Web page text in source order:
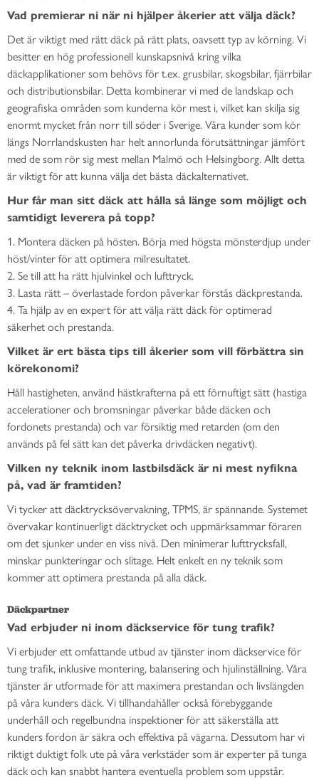
Vad premierar ni när ni hjälper åkerier att välja däck?
Det är viktigt med rätt däck på rätt plats, oavsett typ av körning. Vi
besitter en hög professionell kunskapsnivå kring vilka
däckapplikationer som behövs för t.ex. grusbilar, skogsbilar, fjärrbilar
och distributionsbilar. Detta kombinerar vi med de landskap och
geografiska områden som kunderna kör mest i, vilket kan skilja sig
enormt mycket från norr till söder i Sverige. Våra kunder som kör
längs Norrlandskusten har helt annorlunda förutsättningar jämfört
med de som rör sig mest mellan Malmö och Helsingborg. Allt detta
är viktigt för att kunna välja det bästa däckalternativet.
Hur får man sitt däck att hålla så länge som möjligt och
samtidigt leverera på topp?
1. Montera däcken på hösten. Börja med högsta mönsterdjup under
höst/vinter för att optimera milresultatet.
2. Se till att ha rätt hjulvinkel och lufttryck.
3. Lasta rätt – överlastade fordon påverkar förstås däckprestanda.
4. Ta hjälp av en expert för att välja rätt däck för optimerad
säkerhet och prestanda.
Vilket är ert bästa tips till åkerier som vill förbättra sin
körekonomi?
Håll hastigheten, använd hästkrafterna på ett förnuftigt sätt (hastiga
accelerationer och bromsningar påverkar både däcken och
fordonets prestanda) och var försiktig med retarden (om den
används på fel sätt kan det påverka drivdäcken negativt).
Vilken ny teknik inom lastbilsdäck är ni mest nyfikna
på, vad är framtiden?
Vi tycker att däcktrycksövervakning, TPMS, är spännande. Systemet
övervakar kontinuerligt däcktrycket och uppmärksammar föraren
om det sjunker under en viss nivå. Den minimerar lufttrycksfall,
minskar punkteringar och slitage. Helt enkelt en ny teknik som
kommer att optimera prestanda på alla däck.
Däckpartner
Vad erbjuder ni inom däckservice för tung trafik?
Vi erbjuder ett omfattande utbud av tjänster inom däckservice för
tung trafik, inklusive montering, balansering och hjulinställning. Våra
tjänster är utformade för att maximera prestandan och livslängden
på våra kunders däck. Vi tillhandahåller också förebyggande
underhåll och regelbundna inspektioner för att säkerställa att
kunders fordon är säkra och effektiva på vägarna. Dessutom har vi
riktigt duktigt folk ute på våra verkstäder som är experter på tunga
däck och kan snabbt hantera eventuella problem som uppstår.